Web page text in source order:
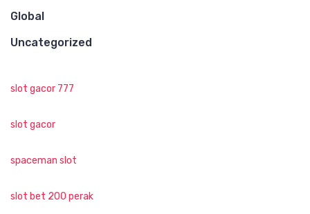
Global
Uncategorized
slot gacor 777
slot gacor
spaceman slot
slot bet 200 perak